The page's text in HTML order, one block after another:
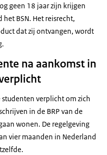
geen 18 jaar zijn krijgen
BSN. Het reisrecht,
dat zij ontvangen, wordt
na aankomst in
verplicht om zich
in de BRP van de
wonen. De regelgeving
vier maanden in Nederland